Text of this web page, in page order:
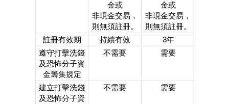
金或
非現金交易，
則無須註冊。
金或
非現金交易，
則無須註冊。
註冊有效期
持續有效
3年
遵守打擊洗錢
及恐怖分子資
金籌集規定
不需要 需要
建立打擊洗錢
及恐怖分子資
不需要 需要